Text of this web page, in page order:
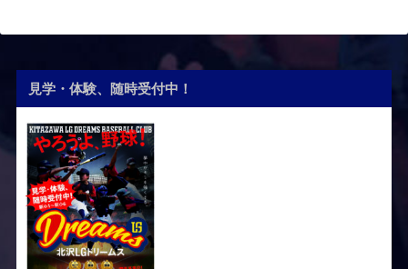
見学・体験、随時受付中！